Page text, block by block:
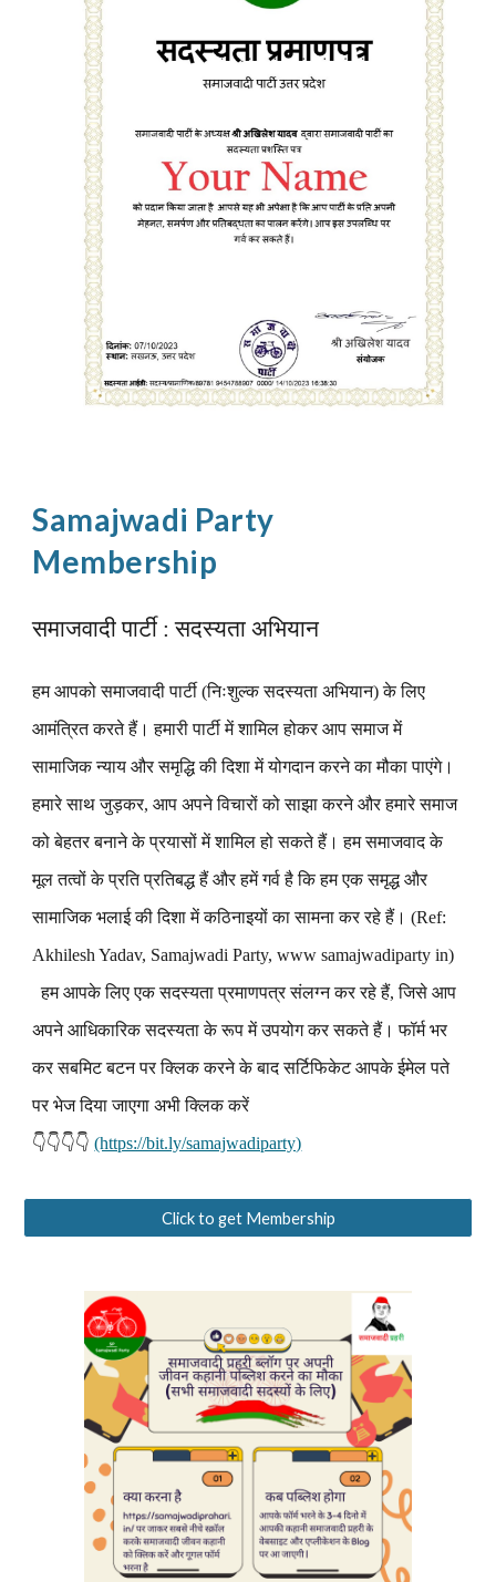
Samajwadi Party
Membership
समाजवादी पार्टी : सदस्यता अभियान
हम आपको समाजवादी पार्टी (निःशुल्क सदस्यता अभियान) के लिए
आमंत्रित करते हैं। हमारी पार्टी में शामिल होकर आप समाज में
सामाजिक न्याय और समृद्धि की दिशा में योगदान करने का मौका पाएंगे।
हमारे साथ जुड़कर, आप अपने विचारों को साझा करने और हमारे समाज
को बेहतर बनाने के प्रयासों में शामिल हो सकते हैं। हम समाजवाद के
मूल तत्वों के प्रति प्रतिबद्ध हैं और हमें गर्व है कि हम एक समृद्ध और
सामाजिक भलाई की दिशा में कठिनाइयों का सामना कर रहे हैं। (Ref:
Akhilesh Yadav, Samajwadi Party, www samajwadiparty in)
हम आपके लिए एक सदस्यता प्रमाणपत्र संलग्न कर रहे हैं, जिसे आप
अपने आधिकारिक सदस्यता के रूप में उपयोग कर सकते हैं। फॉर्म भर
कर सबमिट बटन पर क्लिक करने के बाद सर्टिफिकेट आपके ईमेल पते
पर भेज दिया जाएगा अभी क्लिक करें
👇👇👇👇(https://bit.ly/samajwadiparty)
Click to get Membership